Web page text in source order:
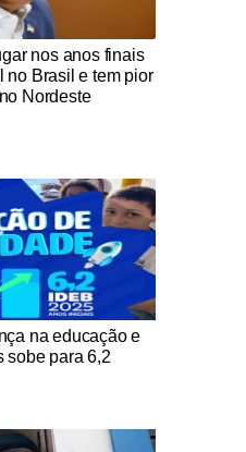
nos anos finais
no Brasil e tem pior
Nordeste
na educação e
sobe para 6,2